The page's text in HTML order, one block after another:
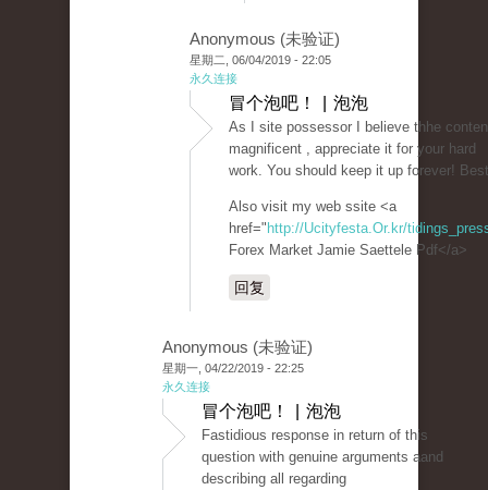
Anonymous (未验证)
星期二, 06/04/2019 - 22:05
永久连接
冒个泡吧！ | 泡泡
As I site possessor I believe thhe
magnificent , appreciate it for your hard
work. You should keep it up forever!
Also visit my web ssite <a
href=" http://Ucityfesta.Or.kr/
Forex Market Jamie Saettele Pdf</a>
回复
Anonymous (未验证)
星期一, 04/22/2019 - 22:25
永久连接
冒个泡吧！ | 泡泡
Fastidious response in return of this
question with genuine arguments aand
describing all regarding